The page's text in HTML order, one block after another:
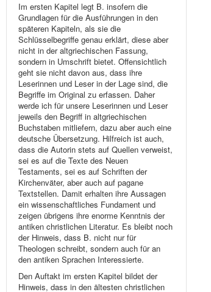
Im ersten Kapitel legt B. insofern die
Grundlagen für die Ausführungen in den
späteren Kapiteln, als sie die
Schlüsselbegriffe genau erklärt, diese aber
nicht in der altgriechischen Fassung,
sondern in Umschrift bietet. Offensichtlich
geht sie nicht davon aus, dass ihre
Leserinnen und Leser in der Lage sind, die
Begriffe im Original zu erfassen. Daher
werde ich für unsere Leserinnen und Leser
jeweils den Begriff in altgriechischen
Buchstaben mitliefern, dazu aber auch eine
deutsche Übersetzung. Hilfreich ist auch,
dass die Autorin stets auf Quellen verweist,
sei es auf die Texte des Neuen
Testaments, sei es auf Schriften der
Kirchenväter, aber auch auf pagane
Textstellen. Damit erhalten ihre Aussagen
ein wissenschaftliches Fundament und
zeigen übrigens ihre enorme Kenntnis der
antiken christlichen Literatur. Es bleibt noch
der Hinweis, dass B. nicht nur für
Theologen schreibt, sondern auch für an
den antiken Sprachen Interessierte.
Den Auftakt im ersten Kapitel bildet der
Hinweis, dass in den ältesten christlichen